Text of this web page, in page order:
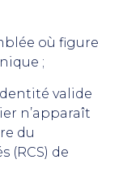
où figure
;
valide
n’apparaît
du
(RCS) de